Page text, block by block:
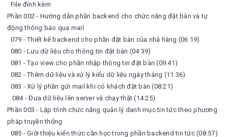
File đính kèm
Phần 002 - Hướng dẫn phần backend cho chức năng đặt bàn và tự
động thông báo qua mail
079 - Thiết kế backend cho phần đặt bàn của nhà hàng (06:19)
080 - Lưu dữ liệu cho thông tin đặt bàn (04:39)
081 - Tạo view cho phần nhập thông tin đặt bàn (09:41)
082 - Thêm dữ liệu và xử lý kiểu dữ liệu ngày tháng (11:36)
083 - Xử lý phần gửi mail khi có khách đặt bàn (08:21)
084 - Đưa dữ liệu lên server và chạy thật (14:25)
Phần 003 - Lập trình chức năng quản lý danh mục tin tức theo phương
pháp truyền thống
085 - Giới thiệu kiến thức cần học trong phần backend tin tức (08:57)